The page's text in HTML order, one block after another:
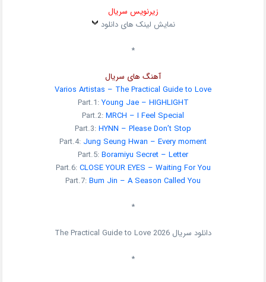
زیرنویس سریال
نمایش لینک های دانلود
*
آهنگ های سریال
Varios Artistas – The Practical Guide to Love
Part.1:Young Jae – HIGHLIGHT
Part.2:MRCH – I Feel Special
Part.3:HYNN – Please Don’t Stop
Part.4: Jung Seung Hwan – Every moment
Part.5:Boramiyu Secret – Letter
Part.6:CLOSE YOUR EYES – Waiting For You
Part.7:Bum Jin – A Season Called You
*
دانلود سریال The Practical Guide to Love 2026
*